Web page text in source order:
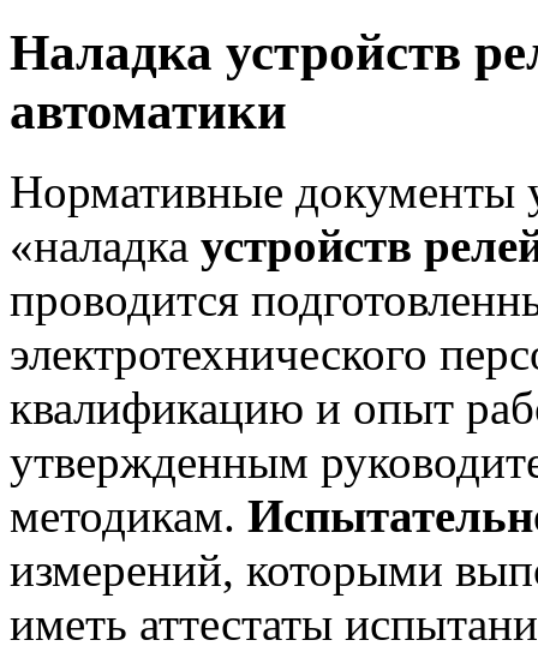
Наладка устройств
автоматики
Нормативные документы
«наладка устройств
проводится
электротехнического
квалификацию и опыт
утвержденным
методикам.
измерений, которыми
иметь аттестаты